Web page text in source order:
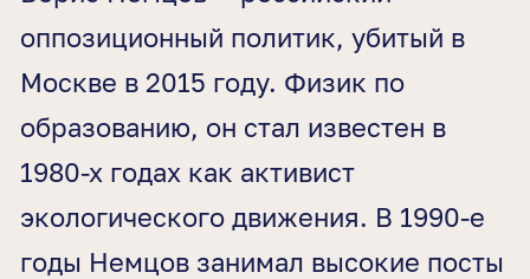
оппозиционный политик, убитый в
Москве в 2015 году. Физик по
образованию, он стал известен в
1980-х годах как активист
экологического движения. В 1990-е
годы Немцов занимал высокие посты